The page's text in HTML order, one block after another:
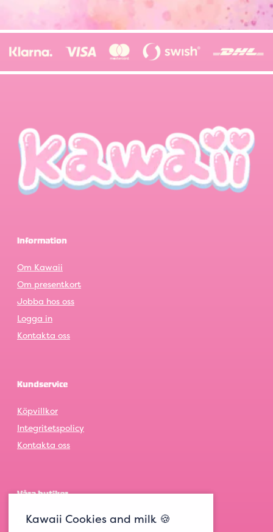
Information
Om Kawaii
Om presentkort
Jobba hos oss
Logga in
Kontakta oss
Kundservice
Köpvillkor
Integritetspolicy
Kontakta oss
Våra butiker
Göteborg
Kawaii Cookies and milk 🍪